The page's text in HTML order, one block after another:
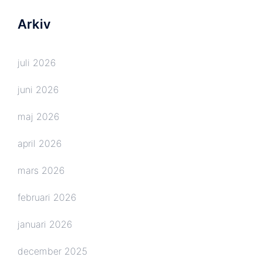
Arkiv
juli 2026
juni 2026
maj 2026
april 2026
mars 2026
februari 2026
januari 2026
december 2025